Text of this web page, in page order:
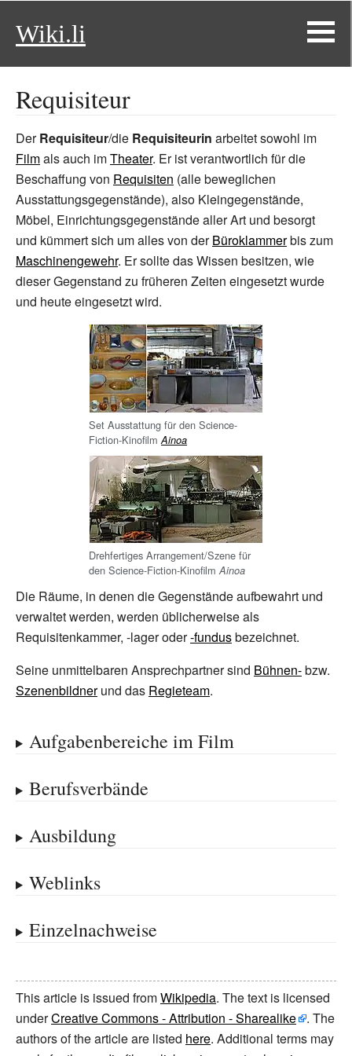
Wiki.li
Requisiteur
DerRequisiteur/die Requisiteurin arbeitet sowohl im
Filmals auch imTheater. Er ist verantwortlich für die
Beschaffung von Requisiten (alle beweglichen
Ausstattungsgegenstände), also Kleingegenstände,
Möbel, Einrichtungsgegenstände aller Art und besorgt
und kümmert sich um alles von derBüroklammerbis zum
Maschinengewehr. Er sollte das Wissen besitzen, wie
dieser Gegenstand zu früheren Zeiten eingesetzt wurde
und heute eingesetzt wird.
Set Ausstattung für den Science-
Fiction-KinofilmAinoa
Drehfertiges Arrangement/Szene für
den Science-Fiction-KinofilmAinoa
Die Räume, in denen die Gegenstände aufbewahrt und
verwaltet werden, werden üblicherweise als
Requisitenkammer, -lager oder-fundusbezeichnet.
Seine unmittelbaren Ansprechpartner sind Bühnen-bzw.
Szenenbildnerund das Regieteam.
Aufgabenbereiche im Film
Berufsverbände
Ausbildung
Weblinks
Einzelnachweise
This article is issued fromWikipedia. The text is licensed
underCreative Commons - Attribution - Sharealike
. The
authors of the article are listed here. Additional terms may